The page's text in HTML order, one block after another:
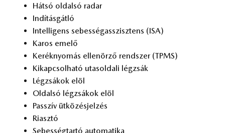
Hát­só ol­dal­só ra­dar
In­dí­tás­gát­ló
In­tel­li­gens se­bes­ség­asszisz­tens (ISA)
Ka­ros eme­lő
Ke­rék­nyo­más el­le­nör­ző rend­szer (TPMS)
Ki­kap­csol­ha­tó utas­ol­da­li lég­zsák
Lég­zsá­kok elöl
Ol­dal­só lég­zsá­kok elöl
Passzív üt­kö­zés­jel­zés
Ri­asz­tó
Se­bes­ség­tar­tó au­to­ma­ti­ka